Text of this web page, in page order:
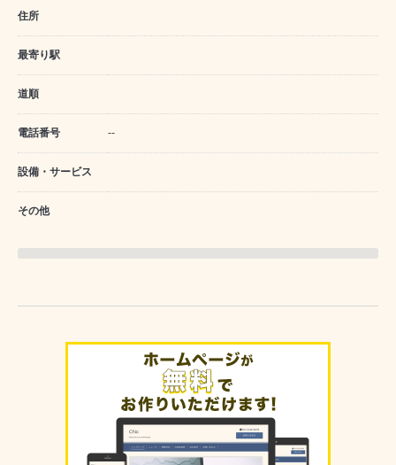
住所
最寄り駅
道順
電話番号 --
設備・サービス
その他